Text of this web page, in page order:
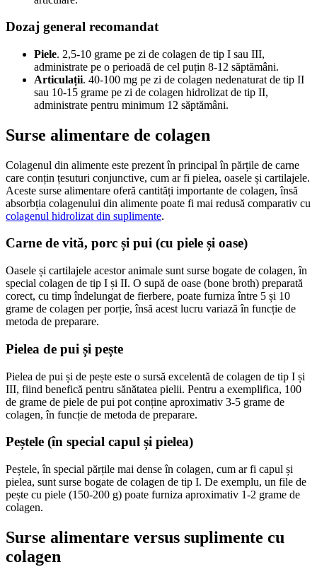
Dozaj general recomandat
Piele. 2,5-10 grame pe zi de colagen de tip I sau III,
administrate pe o perioadă de cel puțin 8-12 săptămâni.
Articulații. 40-100 mg pe zi de colagen nedenaturat de tip II
sau 10-15 grame pe zi de colagen hidrolizat de tip II,
administrate pentru minimum 12 săptămâni.
Surse alimentare de colagen
Colagenul din alimente este prezent în principal în părțile de carne
care conțin țesuturi conjunctive, cum ar fi pielea, oasele și cartilajele.
Aceste surse alimentare oferă cantități importante de colagen, însă
absorbția colagenului din alimente poate fi mai redusă comparativ cu
colagenul hidrolizat din suplimente.
Carne de vită, porc și pui (cu piele și oase)
Oasele și cartilajele acestor animale sunt surse bogate de colagen, în
special colagen de tip I și II. O supă de oase (bone broth) preparată
corect, cu timp îndelungat de fierbere, poate furniza între 5 și 10
grame de colagen per porție, însă acest lucru variază în funcție de
metoda de preparare.
Pielea de pui și pește
Pielea de pui și de pește este o sursă excelentă de colagen de tip I și
III, fiind benefică pentru sănătatea pielii. Pentru a exemplifica, 100
de grame de piele de pui pot conține aproximativ 3-5 grame de
colagen, în funcție de metoda de preparare.
Peștele (în special capul și pielea)
Peștele, în special părțile mai dense în colagen, cum ar fi capul și
pielea, sunt surse bogate de colagen de tip I. De exemplu, un file de
pește cu piele (150-200 g) poate furniza aproximativ 1-2 grame de
colagen.
Surse alimentare versus suplimente cu
colagen